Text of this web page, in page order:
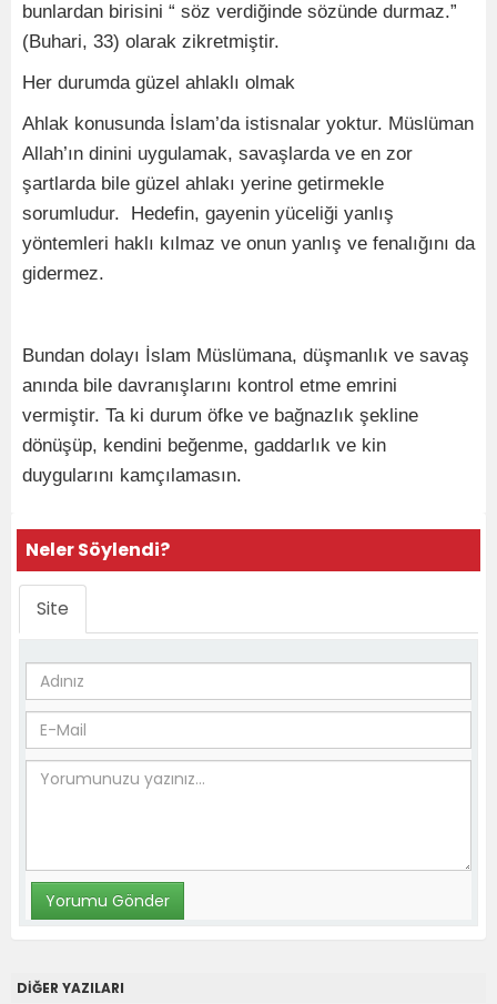
bunlardan birisini “ söz verdiğinde sözünde durmaz.”
(Buhari, 33) olarak zikretmiştir.
Her durumda güzel ahlaklı olmak
Ahlak konusunda İslam’da istisnalar yoktur. Müslüman
Allah’ın dinini uygulamak, savaşlarda ve en zor
şartlarda bile güzel ahlakı yerine getirmekle
sorumludur. Hedefin, gayenin yüceliği yanlış
yöntemleri haklı kılmaz ve onun yanlış ve fenalığını da
gidermez.
Bundan dolayı İslam Müslümana, düşmanlık ve savaş
anında bile davranışlarını kontrol etme emrini
vermiştir. Ta ki durum öfke ve bağnazlık şekline
dönüşüp, kendini beğenme, gaddarlık ve kin
duygularını kamçılamasın.
Neler Söylendi?
Site
DİĞER YAZILARI